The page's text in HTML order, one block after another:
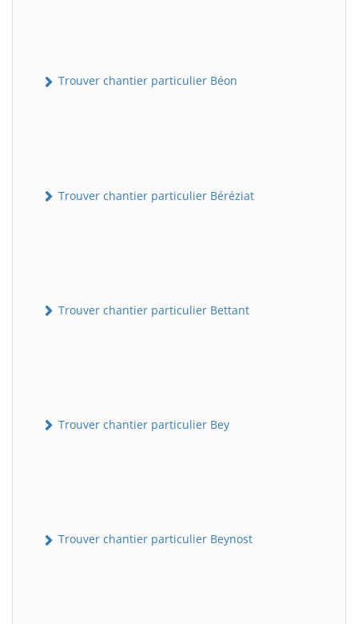
Trouver chantier particulier Béon
Trouver chantier particulier Béréziat
Trouver chantier particulier Bettant
Trouver chantier particulier Bey
Trouver chantier particulier Beynost